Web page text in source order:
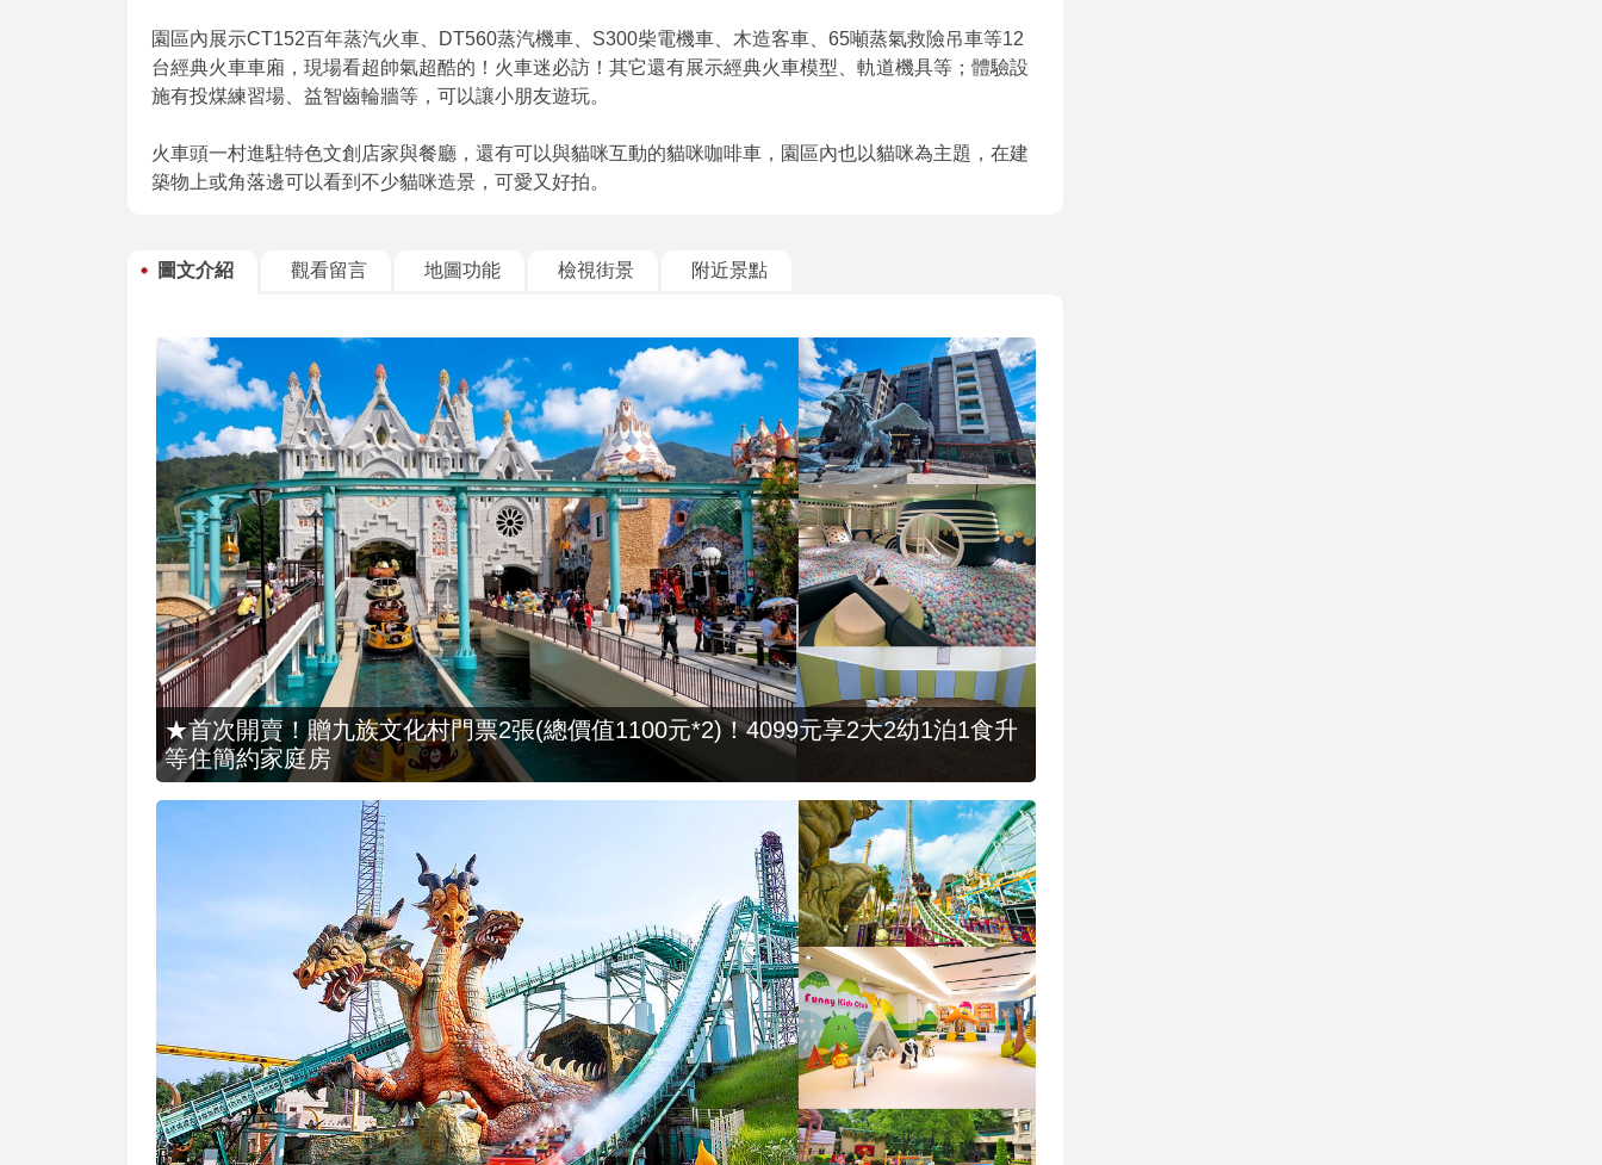
園區內展示CT152百年蒸汽火車、DT560蒸汽機車、S300柴電機車、木造客車、65噸蒸氣救險吊車等12
台經典火車車廂，現場看超帥氣超酷的！火車迷必訪！其它還有展示經典火車模型、軌道機具等；體驗設
施有投煤練習場、益智齒輪牆等，可以讓小朋友遊玩。
火車頭一村進駐特色文創店家與餐廳，還有可以與貓咪互動的貓咪咖啡車，園區內也以貓咪為主題，在建
築物上或角落邊可以看到不少貓咪造景，可愛又好拍。
圖文介紹 觀看留言 地圖功能 檢視街景 附近景點
★首次開賣！贈九族文化村門票2張(總價值1100元*2)！4099元享2大2幼1泊1食升
等住簡約家庭房